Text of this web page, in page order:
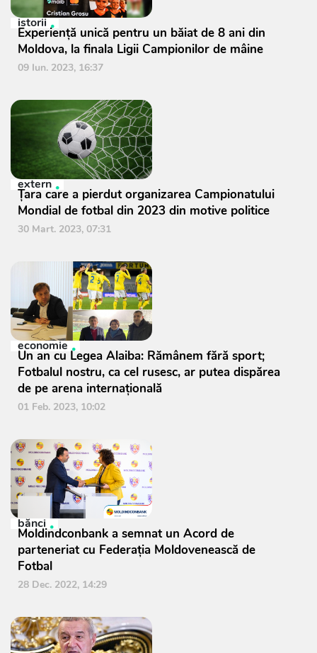
istorii
Experiență unică pentru un băiat de 8 ani din
Moldova, la finala Ligii Campionilor de mâine
09 Iun. 2023, 16:37
extern
Țara care a pierdut organizarea Campionatului
Mondial de fotbal din 2023 din motive politice
30 Mart. 2023, 07:31
economie
Un an cu Legea Alaiba: Rămânem fără sport;
Fotbalul nostru, ca cel rusesc, ar putea dispărea
de pe arena internațională
01 Feb. 2023, 10:02
bănci
Moldindconbank a semnat un Acord de
parteneriat cu Federația Moldovenească de
Fotbal
28 Dec. 2022, 14:29